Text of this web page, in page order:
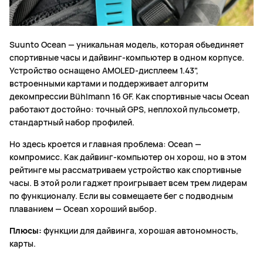
Suunto Ocean — уникальная модель, которая объединяет
спортивные часы и дайвинг-компьютер в одном корпусе.
Устройство оснащено AMOLED-дисплеем 1.43",
встроенными картами и поддерживает алгоритм
декомпрессии Bühlmann 16 GF. Как спортивные часы Ocean
работают достойно: точный GPS, неплохой пульсометр,
стандартный набор профилей.
Но здесь кроется и главная проблема: Ocean —
компромисс. Как дайвинг-компьютер он хорош, но в этом
рейтинге мы рассматриваем устройство как спортивные
часы. В этой роли гаджет проигрывает всем трем лидерам
по функционалу. Если вы совмещаете бег с подводным
плаванием — Ocean хороший выбор.
Плюсы: функции для дайвинга, хорошая автономность,
карты.